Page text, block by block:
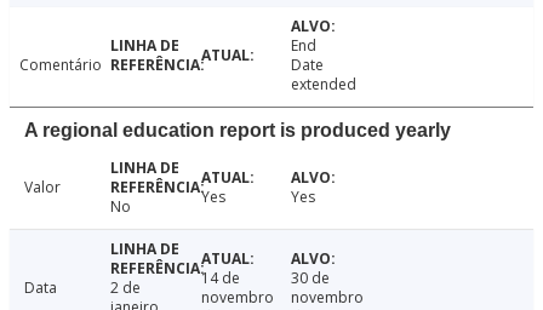
Comentário
End
Date
extended
A regional education report is produced yearly
Valor
No
Yes Yes
Data
2 de
14 de
novembro
30 de
novembro